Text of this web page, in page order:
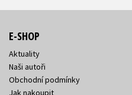
E-SHOP
Aktuality
Naši autoři
Obchodní podmínky
Jak nakoupit